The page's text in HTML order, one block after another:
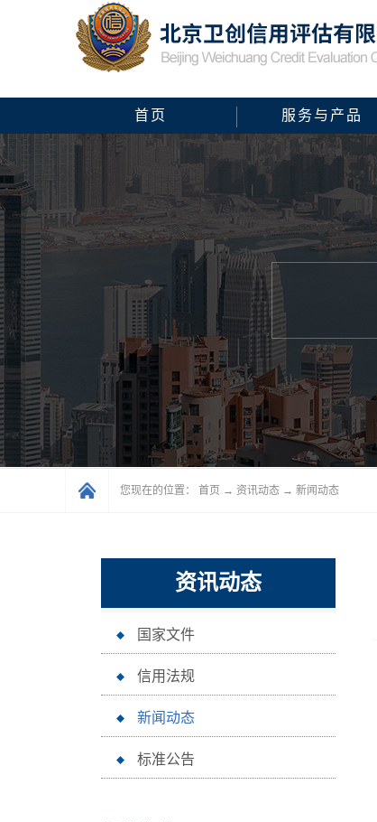
首页 服务与产品
您现在的位置： 首页 → 资讯动态 → 新闻动态
资讯动态
国家文件
信用法规
新闻动态
标准公告